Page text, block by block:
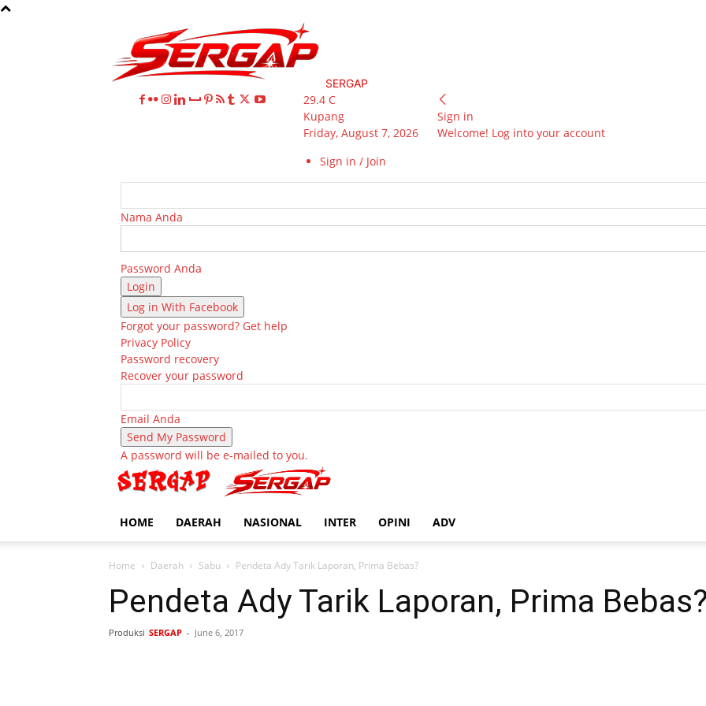
SERGAP
29.4 C
Kupang
Friday, August 7, 2026
Sign in / Join
Sign in
Welcome! Log into your account
Nama Anda
Password Anda
Log in With Facebook
Forgot your password? Get help
Privacy Policy
Password recovery
Recover your password
Email Anda
A password will be e-mailed to you.
HOME DAERAH NASIONAL INTER OPINI ADV
Home Daerah Sabu Pendeta Ady Tarik Laporan, Prima Bebas?
Pendeta Ady Tarik Laporan, Prima
Produksi SERGAP - June 6, 2017